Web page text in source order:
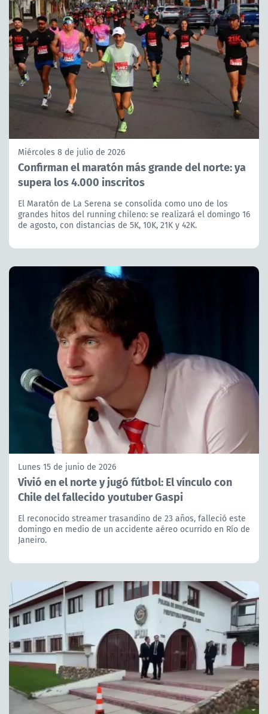
Miércoles 8 de julio de 2026
Confirman el maratón más grande del norte: ya
supera los 4.000 inscritos
El Maratón de La Serena se consolida como uno de los
grandes hitos del running chileno: se realizará el domingo 16
de agosto, con distancias de 5K, 10K, 21K y 42K.
Lunes 15 de junio de 2026
Vivió en el norte y jugó fútbol: El vínculo con
Chile del fallecido youtuber Gaspi
El reconocido streamer trasandino de 23 años, falleció este
domingo en medio de un accidente aéreo ocurrido en Río de
Janeiro.